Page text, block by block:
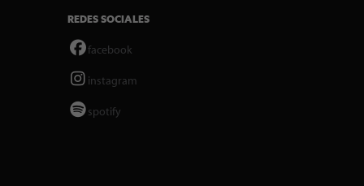
REDES SOCIALES
facebook
instagram
spotify